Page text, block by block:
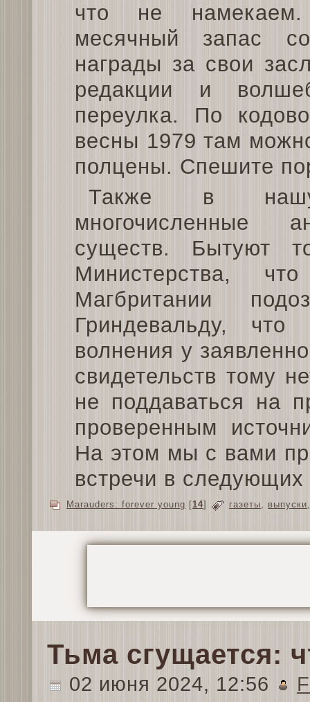
что не намекаем.
месячный запас
награды за свои
редакции и
переулка. По
весны 1979 там
полцены. Спешите
Также в нашу
многочисленные
существ. Бытуют
Министерства,
Магбритании
Гриндевальду,
волнения у
свидетельств тому
не поддаваться на
проверенным
На этом мы с вами
встречи в
Marauders: forever young [14] газеты, выпуски
Тьма сгущается:
02 июня 2024, 12:56